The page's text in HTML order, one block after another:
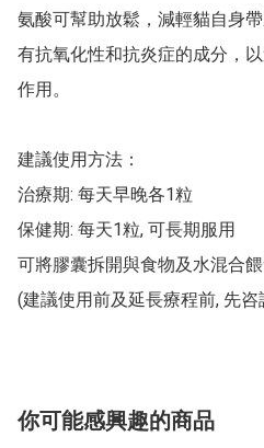
氨酸可幫助放鬆，減輕貓自身
有抗氧化性和抗炎症的成分，
作用。
建議使用方法：
治療期: 每天早晚各1粒
保健期: 每天1粒, 可長期服用
可將膠囊拆開與食物及水混合
(建議使用前及延長療程前, 先
你可能感興趣的商品